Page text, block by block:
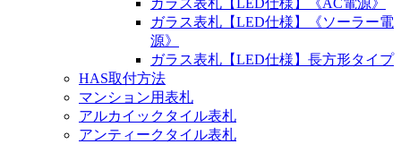
ガラス表札【LED仕様】《AC電源》
ガラス表札【LED仕様】《ソーラー電
源》
ガラス表札【LED仕様】長方形タイプ
HAS取付方法
マンション用表札
アルカイックタイル表札
アンティークタイル表札